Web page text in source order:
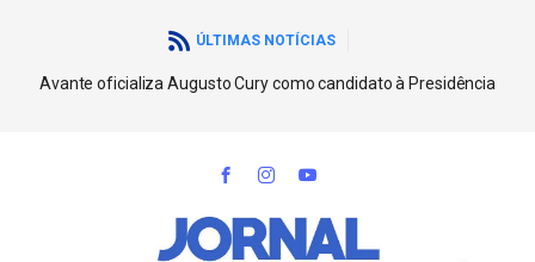
ÚLTIMAS NOTÍCIAS
Avante oficializa Augusto Cury como candidato à Presidência